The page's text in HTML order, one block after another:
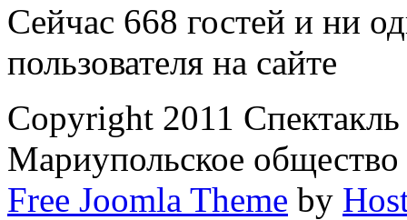
Сейчас 668 гостей и ни
пользователя на сайте
Copyright 2011
Мариупольское
Free Joomla Theme by